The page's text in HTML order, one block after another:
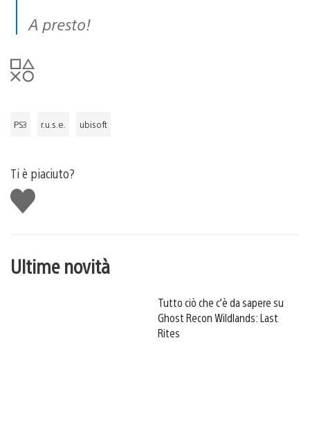
A presto!
PS3 r.u.s.e. ubisoft
Ti è piaciuto?
Mi
piace
Ultime novità
Tutto ciò che c’è da sapere su
Ghost Recon Wildlands: Last
Rites